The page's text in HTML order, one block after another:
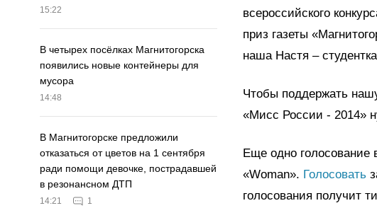
15:22
В четырех посёлках Магнитогорска
появились новые контейнеры для
мусора
14:48
В Магнитогорске предложили
отказаться от цветов на 1 сентября
ради помощи девочке, пострадавшей
в резонансном ДТП
14:21 1
всероссийского
приз газеты
наша Настя –
Чтобы поддержать
«Мисс России - 2014»
Еще одно голосование
«Woman». Голосовать
голосования получит